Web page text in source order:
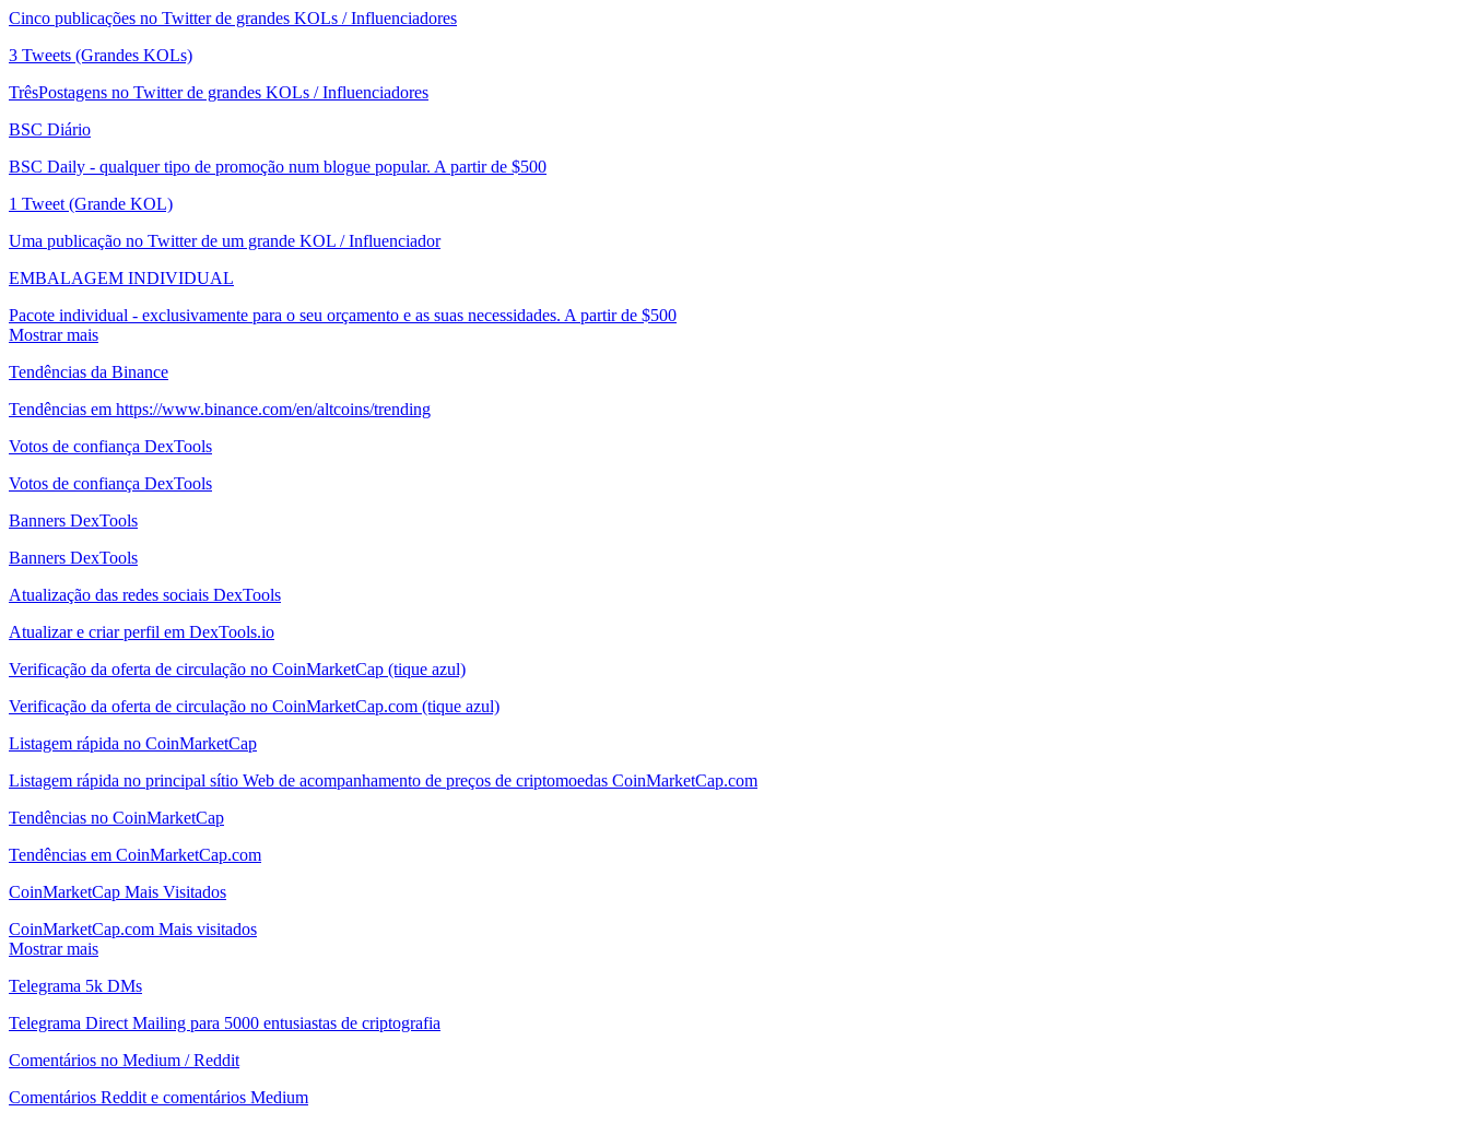
Cinco publicações no Twitter de grandes KOLs / Influenciadores
3 Tweets (Grandes KOLs)
TrêsPostagens no Twitter de grandes KOLs / Influenciadores
BSC Diário
BSC Daily - qualquer tipo de promoção num blogue popular. A partir de $500
1 Tweet (Grande KOL)
Uma publicação no Twitter de um grande KOL / Influenciador
EMBALAGEM INDIVIDUAL
Pacote individual - exclusivamente para o seu orçamento e as suas necessidades. A partir de $500
Mostrar mais
Tendências da Binance
Tendências em https://www.binance.com/en/altcoins/trending
Votos de confiança DexTools
Votos de confiança DexTools
Banners DexTools
Banners DexTools
Atualização das redes sociais DexTools
Atualizar e criar perfil em DexTools.io
Verificação da oferta de circulação no CoinMarketCap (tique azul)
Verificação da oferta de circulação no CoinMarketCap.com (tique azul)
Listagem rápida no CoinMarketCap
Listagem rápida no principal sítio Web de acompanhamento de preços de criptomoedas CoinMarketCap.com
Tendências no CoinMarketCap
Tendências em CoinMarketCap.com
CoinMarketCap Mais Visitados
CoinMarketCap.com Mais visitados
Mostrar mais
Telegrama 5k DMs
Telegrama Direct Mailing para 5000 entusiastas de criptografia
Comentários no Medium / Reddit
Comentários Reddit e comentários Medium